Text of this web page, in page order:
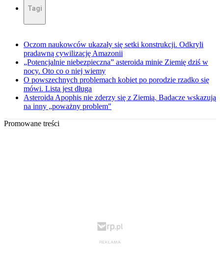
Tagi
Oczom naukowców ukazały się setki konstrukcji. Odkryli
pradawną cywilizację Amazonii
„Potencjalnie niebezpieczna” asteroida minie Ziemię dziś w
nocy. Oto co o niej wiemy
O powszechnych problemach kobiet po porodzie rzadko się
mówi. Lista jest długa
Asteroida Apophis nie zderzy się z Ziemią. Badacze wskazują
na inny „poważny problem"
Promowane treści